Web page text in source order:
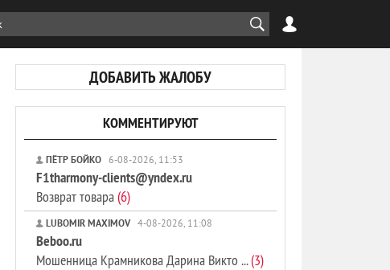
ДОБАВИТЬ ЖАЛОБУ
КОММЕНТИРУЮТ
ПЁТР БОЙКО 6-08-2026, 11:53
F1tharmony-clients@yndex.ru
Возврат товара(6)
LUBOMIR MAXIMOV 4-08-2026, 11:08
Beboo.ru
Мошенница Крамникова Дарина Викто ...(3)